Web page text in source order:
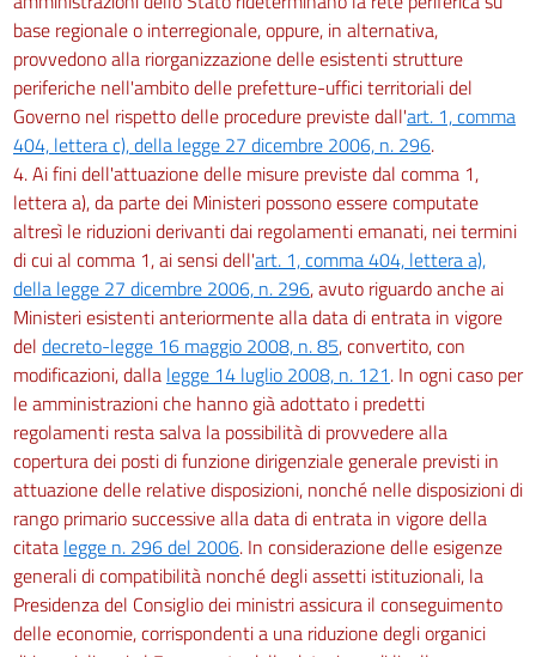
base regionale o interregionale, oppure, in alternativa,
provvedono alla riorganizzazione delle esistenti strutture
periferiche nell'ambito delle prefetture-uffici territoriali del
Governo nel rispetto delle procedure previste dall'art. 1, comma
404, lettera c), della legge 27 dicembre 2006, n. 296.
4. Ai fini dell'attuazione delle misure previste dal comma 1,
lettera a), da parte dei Ministeri possono essere computate
altresì le riduzioni derivanti dai regolamenti emanati, nei termini
di cui al comma 1, ai sensi dell'art. 1, comma 404, lettera a),
della legge 27 dicembre 2006, n. 296, avuto riguardo anche ai
Ministeri esistenti anteriormente alla data di entrata in vigore
del decreto-legge 16 maggio 2008, n. 85, convertito, con
modificazioni, dalla legge 14 luglio 2008, n. 121. In ogni caso per
le amministrazioni che hanno già adottato i predetti
regolamenti resta salva la possibilità di provvedere alla
copertura dei posti di funzione dirigenziale generale previsti in
attuazione delle relative disposizioni, nonché nelle disposizioni di
rango primario successive alla data di entrata in vigore della
citata legge n. 296 del 2006. In considerazione delle esigenze
generali di compatibilità nonché degli assetti istituzionali, la
Presidenza del Consiglio dei ministri assicura il conseguimento
delle economie, corrispondenti a una riduzione degli organici